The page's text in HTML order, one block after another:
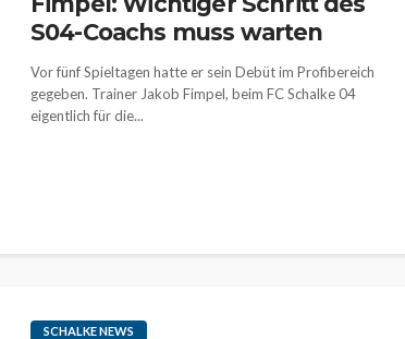
S04-Coachs muss warten
Vor fünf Spieltagen hatte er sein Debüt im Profibereich
gegeben. Trainer Jakob Fimpel, beim FC Schalke 04
eigentlich für die...
SCHALKE NEWS